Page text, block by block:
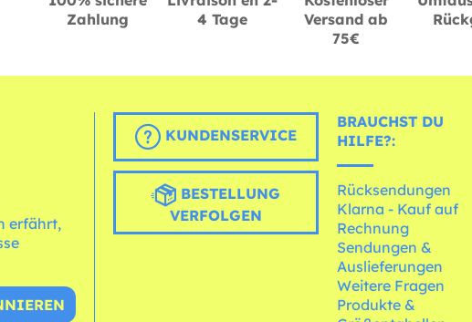
Zahlung
4 Tage
Versand ab
75€
erfährt,
KUNDENSERVICE
BESTELLUNG
VERFOLGEN
BRAUCHST DU
HILFE?:
Rücksendungen
Klarna - Kauf auf
Rechnung
Sendungen &
Auslieferungen
Weitere Fragen
Produkte &